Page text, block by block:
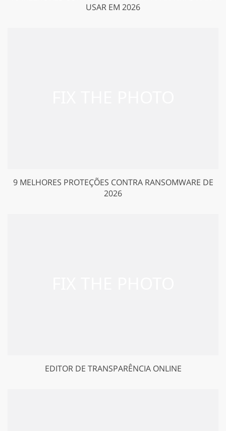
USAR EM 2026
9 MELHORES PROTEÇÕES CONTRA RANSOMWARE DE
2026
EDITOR DE TRANSPARÊNCIA ONLINE